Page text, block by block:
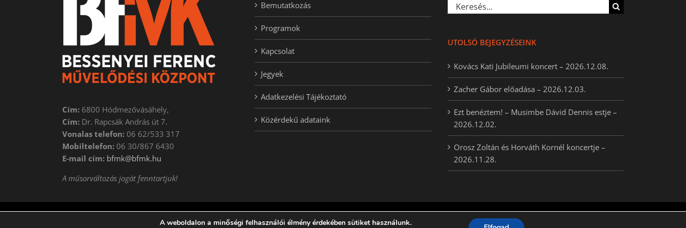
Cím: 6800 Hódmezővásáhely,
Cím: Dr. Rapcsák András út 7.
Vonalas telefon: 06 62/533 317
Mobiltelefon: 06 30/867 6430
E-mail cím: bfmk@bfmk.hu
A műsorváltozás jogát fenntartjuk!
Bemutatkozás
Programok
Kapcsolat
Jegyek
Adatkezelési Tájékoztató
Közérdekű adataink
Keresés...
UTOLSÓ BEJEGYZÉSEINK
Kovács Kati Jubileumi koncert – 2026.12.08.
Zacher Gábor előadása – 2026.12.03.
Ezt benéztem! – Musimbe Dávid Dennis estje –
2026.12.02.
Orosz Zoltán és Horváth Kornél koncertje –
2026.11.28.
Copyright 2018 | BESSENYEI FERENC Művelődési Központ | Created byStarGeckos Facebook
A weboldalon a minőségi felhasználói élmény érdekében sütiket használunk.